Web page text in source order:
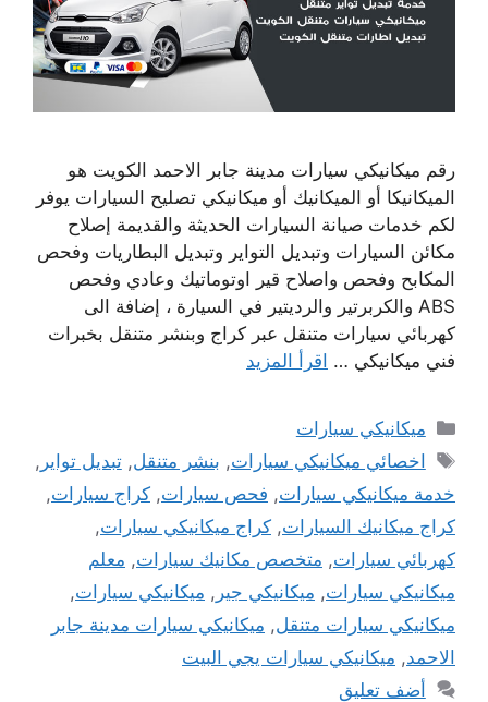
رقم ميكانيكي سيارات مدينة جابر الاحمد الكويت هو
الميكانيكا أو الميكانيك أو ميكانيكي تصليح السيارات يوفر
لكم خدمات صيانة السيارات الحديثة والقديمة إصلاح
مكائن السيارات وتبديل التواير وتبديل البطاريات وفحص
المكابح وفحص واصلاح قير اوتوماتيك وعادي وفحص
ABS والكربرتير والرديتير في السيارة ، إضافة الى
كهربائي سيارات متنقل عبر كراج وبنشر متنقل بخبرات
فني ميكانيكي … اقرأ المزيد
التصنيفات
ميكانيكي سيارات
الوسوم
اخصائي ميكانيكي سيارات, بنشر متنقل,تبديل تواير ,
خدمة ميكانيكي سيارات, فحص سيارات, كراج سيارات,
كراج ميكانيك السيارات, كراج ميكانيكي سيارات,
كهربائي سيارات, متخصص مكانيك سيارات, معلم
ميكانيكي سيارات, ميكانيكي جير , ميكانيكي سيارات,
ميكانيكي سيارات متنقل, ميكانيكي سيارات مدينة جابر
الاحمد, ميكانيكي سيارات يجي البيت
أضف تعليق